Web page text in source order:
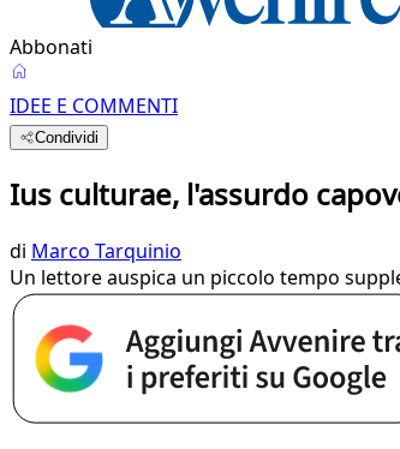
Abbonati
IDEE E COMMENTI
Condividi
Ius culturae, l'assurdo
di Marco Tarquinio
Un lettore auspica un piccolo tempo